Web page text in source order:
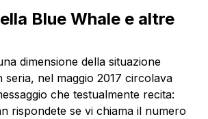
Blue Whale e altre
dimensione della situazione
seria, nel maggio 2017 circolava
che testualmente recita:
rispondete se vi chiama il numero